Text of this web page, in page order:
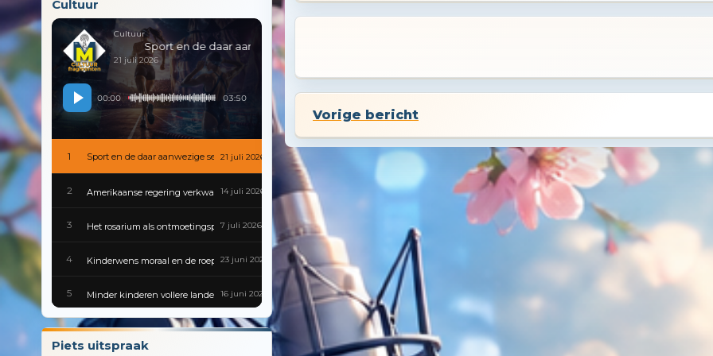
Cultuur
Cultuur
Sport en de daar aanwezige sex
21 juli 2026
00:00 03:50
1 Sport en de daar aanwezige sex 21 juli 2026
2 Amerikaanse regering verkwanselt kennis en geschiedenis
14 juli 2026
3 Het rosarium als ontmoetingsplek7 juli 2026
4 Kinderwens moraal en de roeptoeters van de voortplantingspolitiek
23 juni 2026
5 Minder kinderen vollere landen en gesloten scholen
16 juni 2026
6 Gevaarlijke besmettingen zijn van alle tijden
9 juni 2026
Piets uitspraak
Vorige bericht